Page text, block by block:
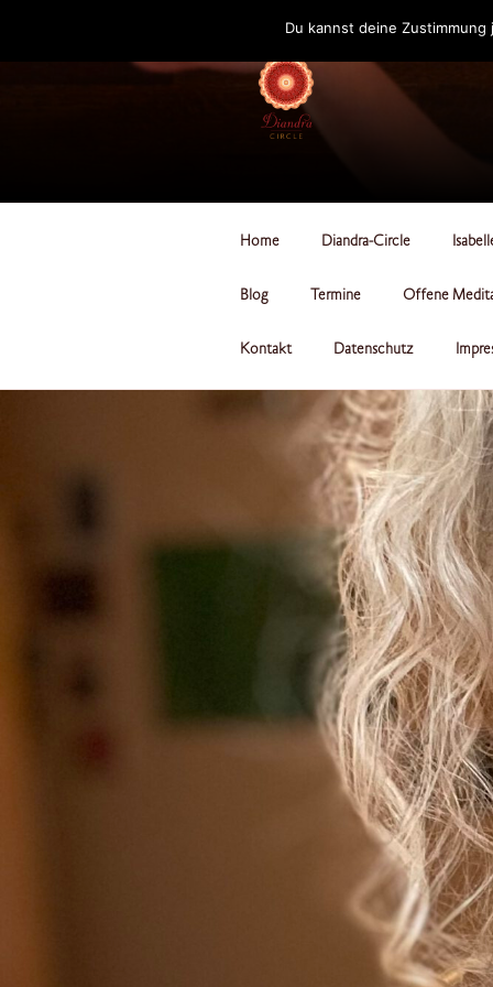
Home Diandra-Circle
Blog Termine Offene
Kontakt Datenschutz
Du kannst deine